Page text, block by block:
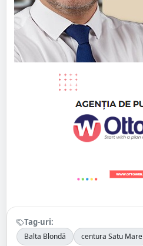
Tag-uri:
Balta Blondă centura Satu Mare